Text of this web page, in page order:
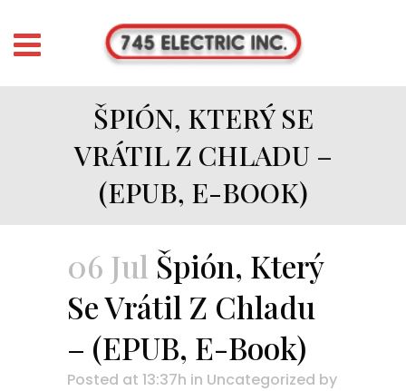
ŠPIÓN, KTERÝ SE
VRÁTIL Z CHLADU –
(EPUB, E-BOOK)
06 Jul Špión, Který
Se Vrátil Z Chladu
– (EPUB, E-Book)
Posted at 13:37h in Uncategorized by